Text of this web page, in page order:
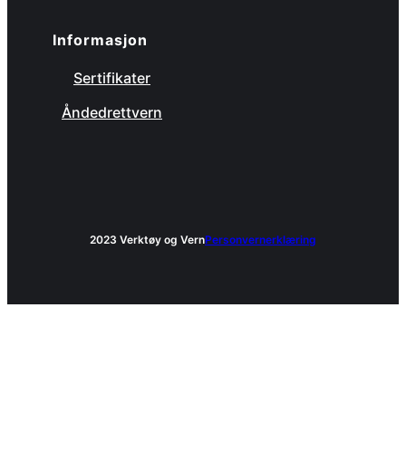
Informasjon
Sertifikater
Åndedrettvern
2023 Verktøy og VernPersonvernerklæring